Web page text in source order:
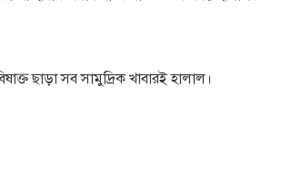
ছাড়া সব সামুদ্রিক খাবারই হালাল।